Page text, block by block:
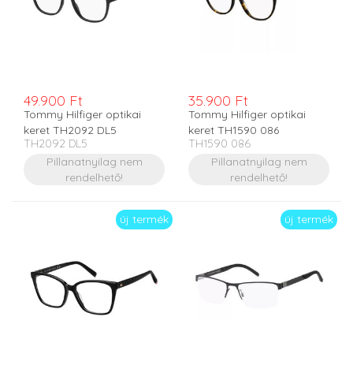
49.900 Ft
Tommy Hilfiger optikai
keret TH2092 DL5
TH2092 DL5
Pillanatnyilag nem
rendelhető!
35.900 Ft
Tommy Hilfiger optikai
keret TH1590 086
TH1590 086
Pillanatnyilag nem
rendelhető!
új termék új termék